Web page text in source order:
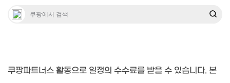
쿠팡파트너스 활동으로 일정의 수수료를 받을 수 있습니다. 본